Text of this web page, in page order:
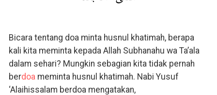
Bicara tentang doa minta husnul khatimah, berapa
kali kita meminta kepada Allah Subhanahu wa Ta’ala
dalam sehari? Mungkin sebagian kita tidak pernah
berdoa meminta husnul khatimah. Nabi Yusuf
‘Alaihissalam berdoa mengatakan,